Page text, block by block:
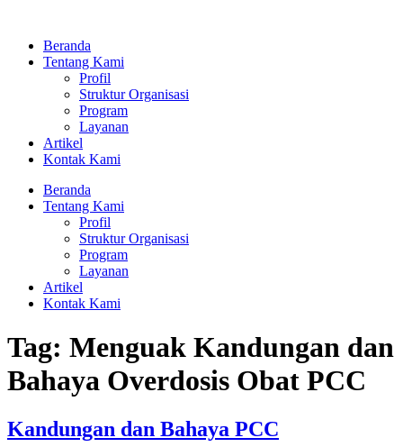
kontenBeranda
Tentang Kami
Profil
Struktur Organisasi
Program
Layanan
Artikel
Kontak Kami
Beranda
Tentang Kami
Profil
Struktur Organisasi
Program
Layanan
Artikel
Kontak Kami
Tag: Menguak Kandungan dan
Bahaya Overdosis Obat PCC
Kandungan dan Bahaya PCC